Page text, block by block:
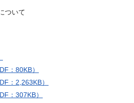
ついて
：80KB）
：2,263KB）
：307KB）